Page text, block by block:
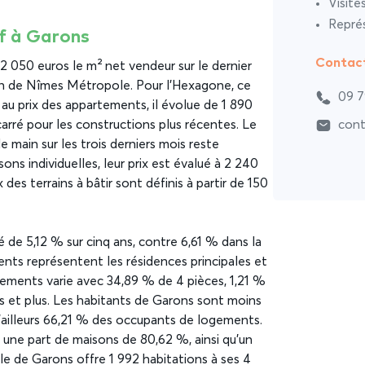
à Garons
050 euros le m² net vendeur sur le dernier
de Nîmes Métropole. Pour l’Hexagone, ce
prix des appartements, il évolue de 1 890
pour les constructions plus récentes. Le
main sur les trois derniers mois reste
individuelles, leur prix est évalué à 2 240
des terrains à bâtir sont définis à partir de 150
5,12 % sur cinq ans, contre 6,61 % dans la
représentent les résidences principales et
varie avec 34,89 % de 4 pièces, 1,21 %
plus. Les habitants de Garons sont moins
66,21 % des occupants de logements.
part de maisons de 80,62 %, ainsi qu’un
de Garons offre 1 992 habitations à ses 4
09